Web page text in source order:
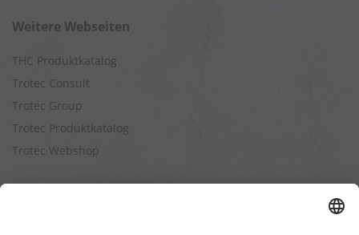
Weitere Webseiten
THC Produktkatalog
Trotec Consult
Trotec Group
Trotec Produktkatalog
Trotec Webshop